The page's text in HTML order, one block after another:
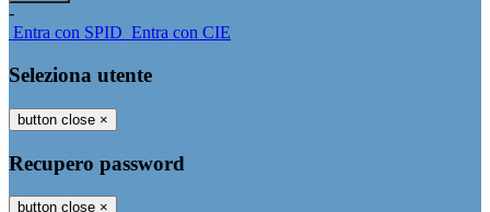
-
Entra con SPID Entra con CIE
Seleziona utente
button close ×
Recupero password
button close ×